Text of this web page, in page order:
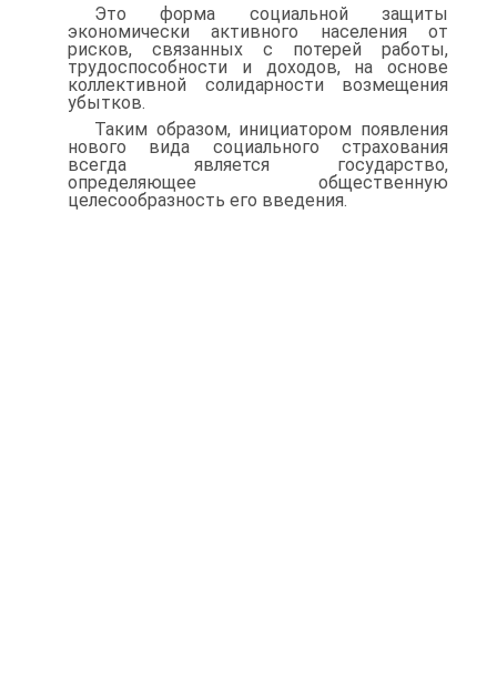
Это форма социальной защиты
экономически активного населе­ния от
рисков, связанных с потерей работы,
трудоспособности и до­ходов, на основе
коллективной солидарности возмещения
убытков.
Таким образом, инициатором появления
нового вида социально­го страхования
всегда является государство,
определяющее общест­венную
целесообразность его введения.